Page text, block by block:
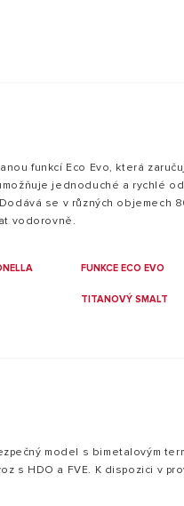
funkcí Eco Evo, která
jednoduché a rychlé
se v různých objemech
vodorovně.
FUNKCE ECO EVO
TITANOVÝ SMALT
model s bimetalovým
s HDO a FVE. K dispozici v